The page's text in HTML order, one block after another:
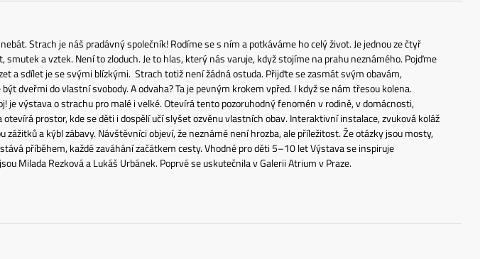
Strach je náš pradávný společník! Rodíme se s ním a potkáváme ho celý život. Je jednou ze čtyř
a vztek. Není to zloduch. Je to hlas, který nás varuje, když stojíme na prahu neznámého. Pojďme
a sdílet je se svými blízkými. Strach totiž není žádná ostuda. Přijďte se zasmát svým obavám,
dveřmi do vlastní svobody. A odvaha? Ta je pevným krokem vpřed. I když se nám třesou kolena.
je výstava o strachu pro malé i velké. Otevírá tento pozoruhodný fenomén v rodině, v domácnosti,
prostor, kde se děti i dospělí učí slyšet ozvěnu vlastních obav. Interaktivní instalace, zvuková koláž
a kýbl zábavy. Návštěvníci objeví, že neznámé není hrozba, ale příležitost. Že otázky jsou mosty,
příběhem, každé zaváhání začátkem cesty. Vhodné pro děti 5–10 let Výstava se inspiruje
Milada Rezková a Lukáš Urbánek. Poprvé se uskutečnila v Galerii Atrium v Praze.